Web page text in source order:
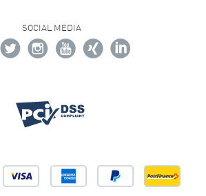
SOCIAL MEDIA